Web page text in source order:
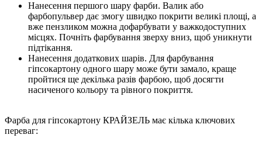
Нанесення першого шару фарби. Валик або
фарбопульвер дає змогу швидко покрити великі площі, а
вже пензликом можна дофарбувати у важкодоступних
місцях. Почніть фарбування зверху вниз, щоб уникнути
підтікання.
Нанесення додаткових шарів. Для фарбування
гіпсокартону одного шару може бути замало, краще
пройтися ще декілька разів фарбою, щоб досягти
насиченого кольору та рівного покриття.
Фарба для гіпсокартону КРАЙЗЕЛЬ має кілька ключових
переваг: